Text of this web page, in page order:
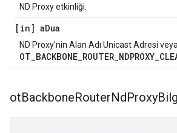
ND Proxy etkinliği.
[in] aDua
ND Proxy'nin Alan Adı Unicast Adresi veya
otBackboneRouterNdProxy